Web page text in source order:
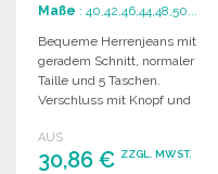
Maße : 40,42,46,44,48,50...
Bequeme Herrenjeans mit
geradem Schnitt, normaler
Taille und 5 Taschen.
Verschluss mit Knopf und
Stone-Look.
AUS
30,86 € ZZGL. MWST.